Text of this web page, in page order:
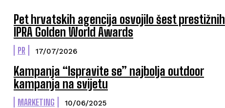
Pet hrvatskih agencija osvojilo šest prestižnih
IPRA Golden World Awards
PR 17/07/2026
Kampanja “Ispravite se” najbolja outdoor
kampanja na svijetu
MARKETING 10/06/2025